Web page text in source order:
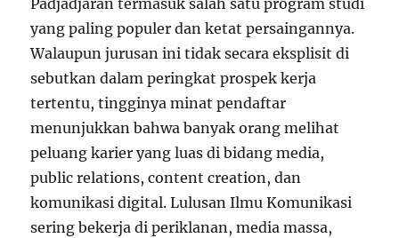
Padjadjaran termasuk salah satu program studi
yang paling populer dan ketat persaingannya.
Walaupun jurusan ini tidak secara eksplisit di
sebutkan dalam peringkat prospek kerja
tertentu, tingginya minat pendaftar
menunjukkan bahwa banyak orang melihat
peluang karier yang luas di bidang media,
public relations, content creation, dan
komunikasi digital. Lulusan Ilmu Komunikasi
sering bekerja di periklanan, media massa,